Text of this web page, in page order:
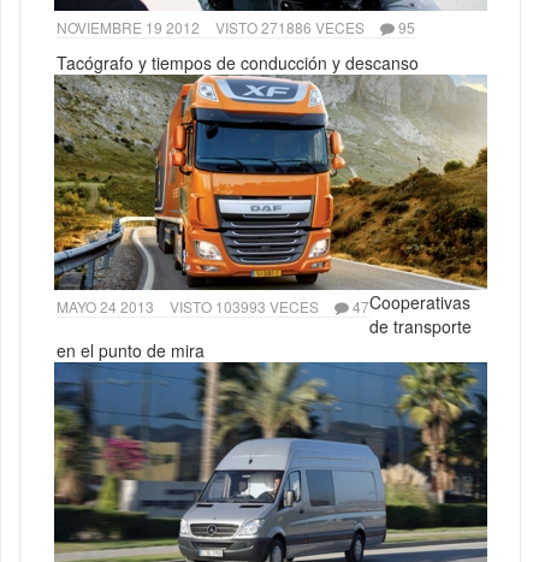
NOVIEMBRE 19 2012 VISTO 271886 VECES 95
Tacógrafo y tiempos de conducción y descanso
MAYO 24 2013 VISTO 103993 VECES 47Cooperativas
de transporte
en el punto de mira